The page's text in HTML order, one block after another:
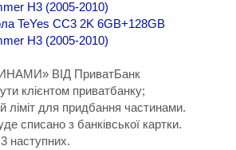
ВІД ПриватБанк
клієнтом приватбанку;
ліміт для придбання частинами.
списано з банківської картки.
наступних.